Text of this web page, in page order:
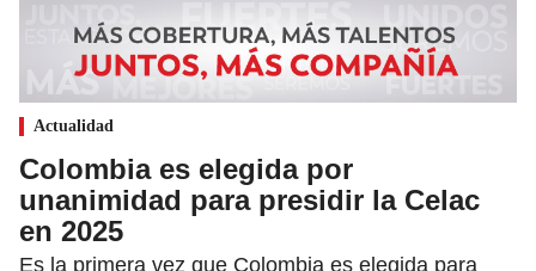
Actualidad
Colombia es elegida por
unanimidad para presidir la Celac
en 2025
Es la primera vez que Colombia es elegida para